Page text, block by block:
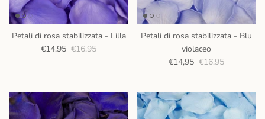
Petali di rosa stabilizzata - Lilla
€14,95 €16,95
Petali di rosa stabilizzata - Blu
violaceo
€14,95 €16,95